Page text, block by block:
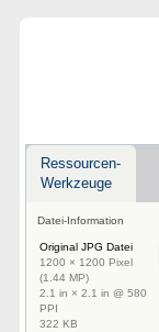
Ressourcen-
Werkzeuge
Datei-Information
Original JPG Datei
1200 × 1200 Pixel
(1.44 MP)
2.1 in × 2.1 in @ 580
PPI
322 KB